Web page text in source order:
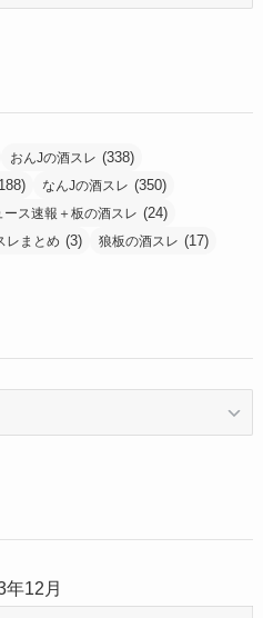
おんJの酒スレ (338)
なんJの酒スレ (350)
ース速報＋板の酒スレ (24)
レまとめ (3) 狼板の酒スレ (17)
年12月